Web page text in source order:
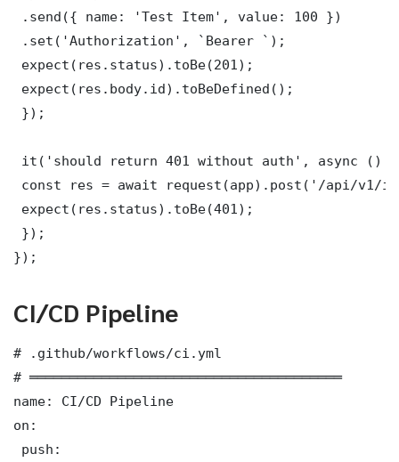
.send({ name: 'Test Item', value: 100 })
.set('Authorization', `Bearer `);
expect(res.status).toBe(201);
expect(res.body.id).toBeDefined();
});
it('should return 401 without auth', async ()
const res = await request(app).post('/api/v1/
expect(res.status).toBe(401);
});
});
CI/CD Pipeline
# .github/workflows/ci.yml
# ═══════════════════════════════════════
name: CI/CD Pipeline
on:
push: